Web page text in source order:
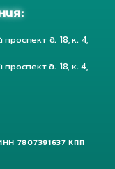
д. 18, к. 4,
д. 18, к. 4,
7807391637 КПП